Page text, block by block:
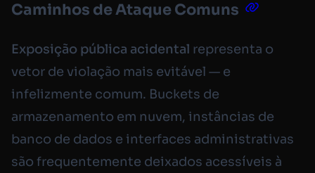
Caminhos de Ataque Comuns
Exposição pública acidental representa o
vetor de violação mais evitável — e
infelizmente comum. Buckets de
armazenamento em nuvem, instâncias de
banco de dados e interfaces administrativas
são frequentemente deixados acessíveis à